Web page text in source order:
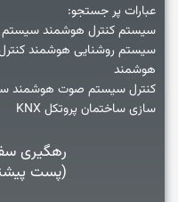
عبارات پر جستجو:
سیستم روشنایی هوشمند
هوشمند
کنترل سیستم صوت هوشمند
سازی ساختمان پروتکل KNX
رهگیری
(پست